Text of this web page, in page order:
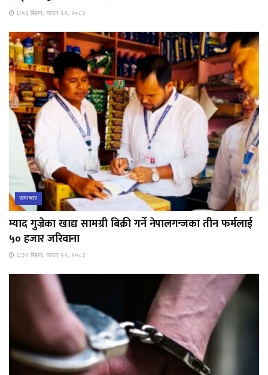
६:५३ बिहान, साउन २२, २०८३
समाचार
म्याद गुज्रेका खाद्य सामग्री बिक्री गर्ने नेपालगन्जका तीन फर्मलाई
५० हजार जरिवाना
६:३२ बिहान, साउन २२, २०८३